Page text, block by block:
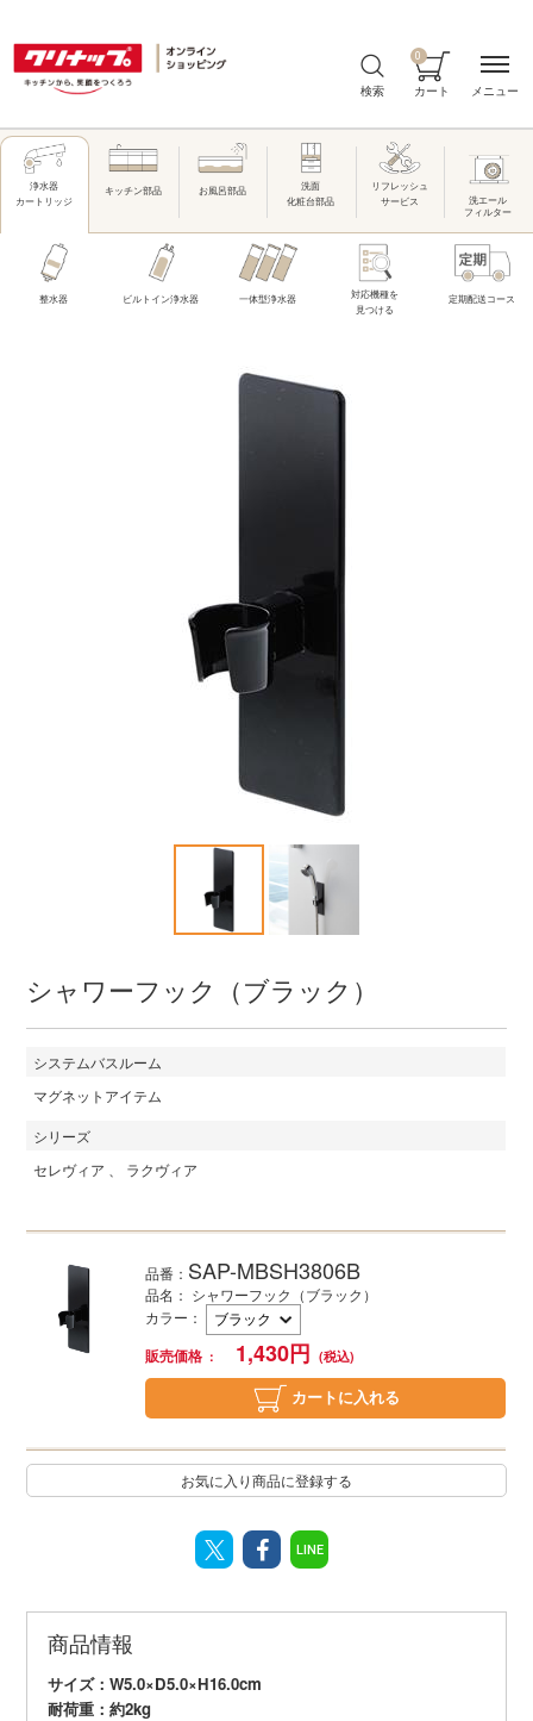
検索 カート
0
浄水器
カートリッジ
キッチン部品 お風呂部品
洗面
化粧台部品
リフレッシュ
サービス
洗エール
フィルター
整水器 ビルトイン浄水器 一体型浄水器
対応機種を
見つける
定期配送コース
シャワーフック（ブラック）
システムバスルーム
マグネットアイテム
シリーズ
セレヴィア
ラクヴィア
品番： SAP-MBSH3806B
品名： シャワーフック（ブラック）
カラー ：
販売価格
1,430円
カートに入れる
お気に入り商品に登録する
LINE
商品情報
サイズ：W5.0×D5.0×H16.0cm
耐荷重：約2kg
メニュー